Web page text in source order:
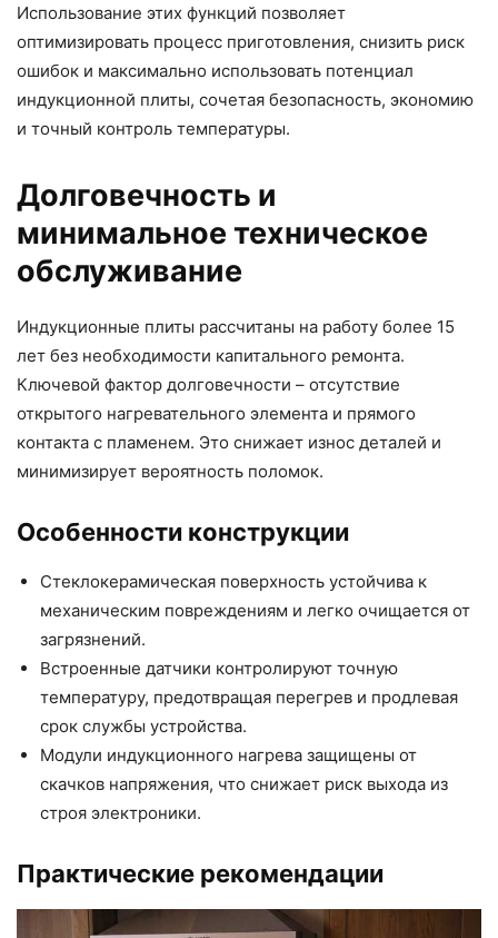
Использование этих функций позволяет
оптимизировать процесс приготовления, снизить риск
ошибок и максимально использовать потенциал
индукционной плиты, сочетая безопасность, экономию
и точный контроль температуры.
Долговечность и
минимальное техническое
обслуживание
Индукционные плиты рассчитаны на работу более 15
лет без необходимости капитального ремонта.
Ключевой фактор долговечности – отсутствие
открытого нагревательного элемента и прямого
контакта с пламенем. Это снижает износ деталей и
минимизирует вероятность поломок.
Особенности конструкции
Стеклокерамическая поверхность устойчива к
механическим повреждениям и легко очищается от
загрязнений.
Встроенные датчики контролируют точную
температуру, предотвращая перегрев и продлевая
срок службы устройства.
Модули индукционного нагрева защищены от
скачков напряжения, что снижает риск выхода из
строя электроники.
Практические рекомендации